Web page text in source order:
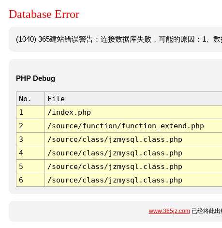
Database Error
(1040) 365建站错误警告：连接数据库失败，可能的原因：1、
PHP Debug
No. File
1
/index.php
2
/source/function/function_extend.php
3
/source/class/jzmysql.class.php
4
/source/class/jzmysql.class.php
5
/source/class/jzmysql.class.php
6
/source/class/jzmysql.class.php
www.365jz.com已经将此出